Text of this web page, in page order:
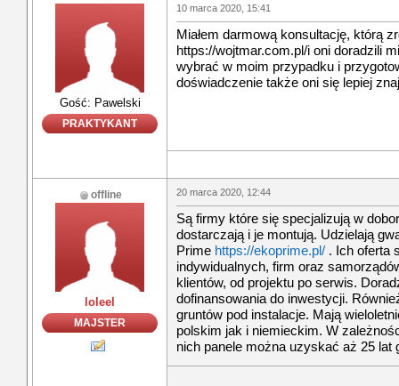
Gość: Pawelski
PRAKTYKANT
10 marca 2020, 15:41
Miałem darmową konsultację, którą
https://wojtmar.com.pl/i oni doradzili
wybrać w moim przypadku i
doświadczenie także oni się lepiej
offline
loleel
MAJSTER
20 marca 2020, 12:44
Są firmy które się specjalizują w
dostarczają i je montują. Udzielają
Prime https://ekoprime.pl/ . Ich oferta
indywidualnych, firm oraz
klientów, od projektu po serwis.
dofinansowania do inwestycji.
gruntów pod instalacje. Mają
polskim jak i niemieckim. W
nich panele można uzyskać aż 25 lat